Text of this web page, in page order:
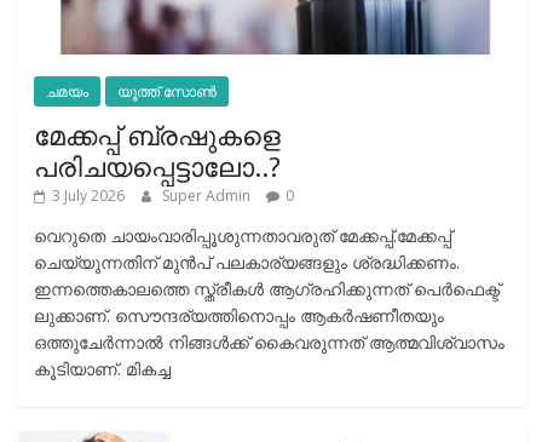
ചമയം യൂത്ത് സോൺ
മേക്കപ്പ് ബ്രഷുകളെ
പരിചയപ്പെട്ടാലോ..?
3 July 2026 Super Admin 0
വെറുതെ ചായംവാരിപ്പൂശുന്നതാവരുത് മേക്കപ്പ്.മേക്കപ്പ്
ചെയ്യുന്നതിന് മുന്‍പ് പലകാര്യങ്ങളും ശ്രദ്ധിക്കണം.
ഇന്നത്തെകാലത്തെ സ്ത്രീകള്‍ ആഗ്രഹിക്കുന്നത് പെര്‍ഫെക്ട്
ലുക്കാണ്. സൌന്ദര്യത്തിനൊപ്പം ആകര്‍ഷണീതയും
ഒത്തുചേര്‍ന്നാല്‍ നിങ്ങള്‍ക്ക് കൈവരുന്നത് ആത്മവിശ്വാസം
കൂടിയാണ്. മികച്ച